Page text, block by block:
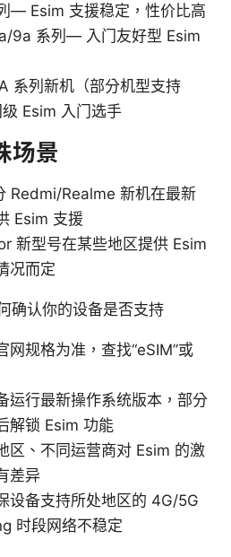
— Esim 支援稳定，性价比高
9a 系列— 入门友好型 Esim
系列新机（部分机型支持
Esim 入门选手
场景
Redmi/Realme 新机在最新
Esim 支援
新型号在某些地区提供 Esim
况而定
确认你的设备是否支持
网规格为准，查找“eSIM”或
运行最新操作系统版本，部分
解锁 Esim 功能
区、不同运营商对 Esim 的激
差异
设备支持所处地区的 4G/5G
时段网络不稳定